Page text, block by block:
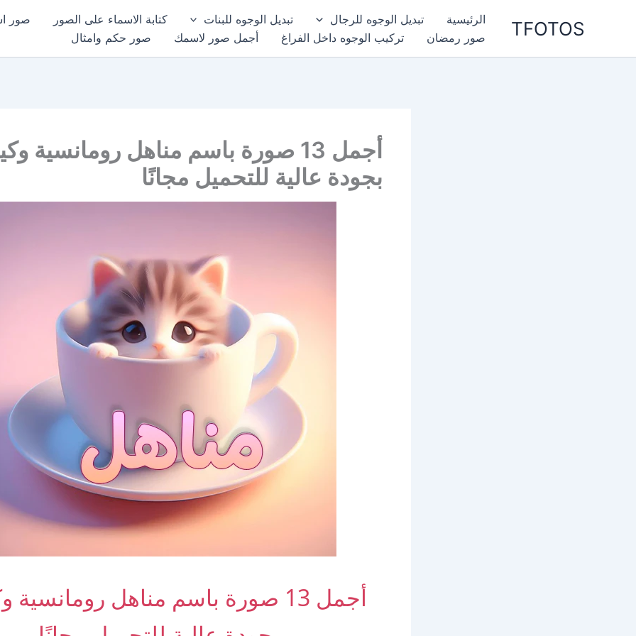
TFOTOS الرئيسية تبديل الوجوه للرجال تبديل الوجوه للبنات كتابة الاسماء على الصور
صور
صور رمضان
تركيب الوجوه داخل الفراغ أجمل صور لاسمك صور حكم وامثال
أجمل 13 صورة باسم مناهل رومانسية
بجودة عالية للتحميل مجانًا
أجمل 13 صورة باسم مناهل